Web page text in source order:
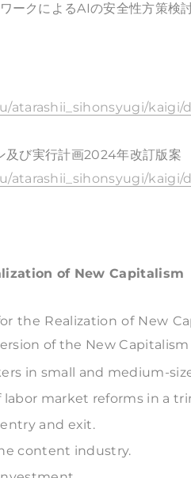
ークによるAIの安全性方策検討
atarashii_sihonsyugi/kaigi/
及び実行計画2024年改訂版案
atarashii_sihonsyugi/kaigi/
of New Capitalism
the Realization of New
of the New
in small and medium-
market reforms in a
and exit.
content industry.